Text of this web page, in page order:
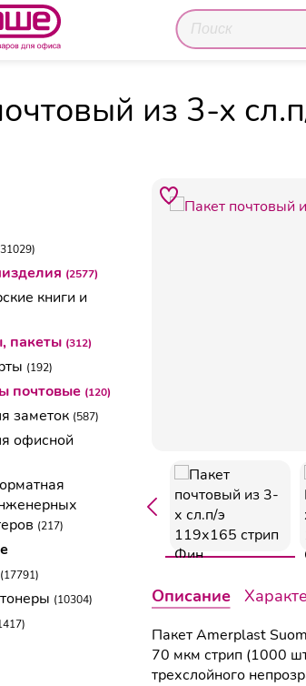
товаров Бумага и бумизделия
(2577)
книги и
пакеты (312)
(192)
почтовые (120)
заметок (587)
офисной
(217)
(17791)
(10304)
из 3-х
Описание
Пакет Amerplast
70 мкм стрип (1000
трехслойного